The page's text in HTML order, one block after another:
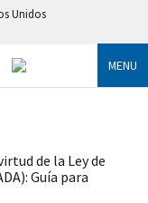
Unidos
MENU
de la Ley de
Guía para